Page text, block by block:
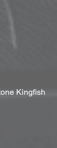
Kingfish